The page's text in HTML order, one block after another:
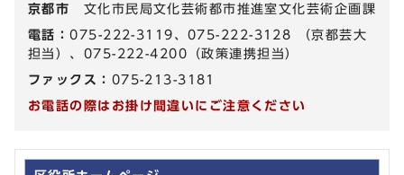
京都市 文化市民局文化芸術都市推進室文化芸術企画課
電話：075-222-3119、075-222-3128 （京都芸大
担当）、075-222-4200（政策連携担当）
ファックス： 075-213-3181
お電話の際はお掛け間違いにご注意ください